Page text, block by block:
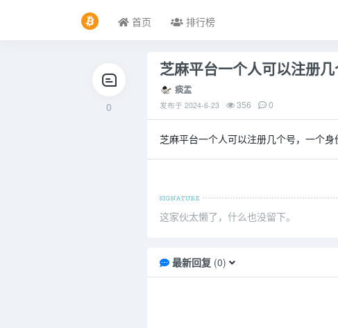
首页 排行榜
0
芝麻平台一个人可以注册
痰盂
发布于 2024-6-23 356 0
芝麻平台一个人可以注册几个号，一个身
这家伙太懒了，什么也没留下。
最新回复(0)